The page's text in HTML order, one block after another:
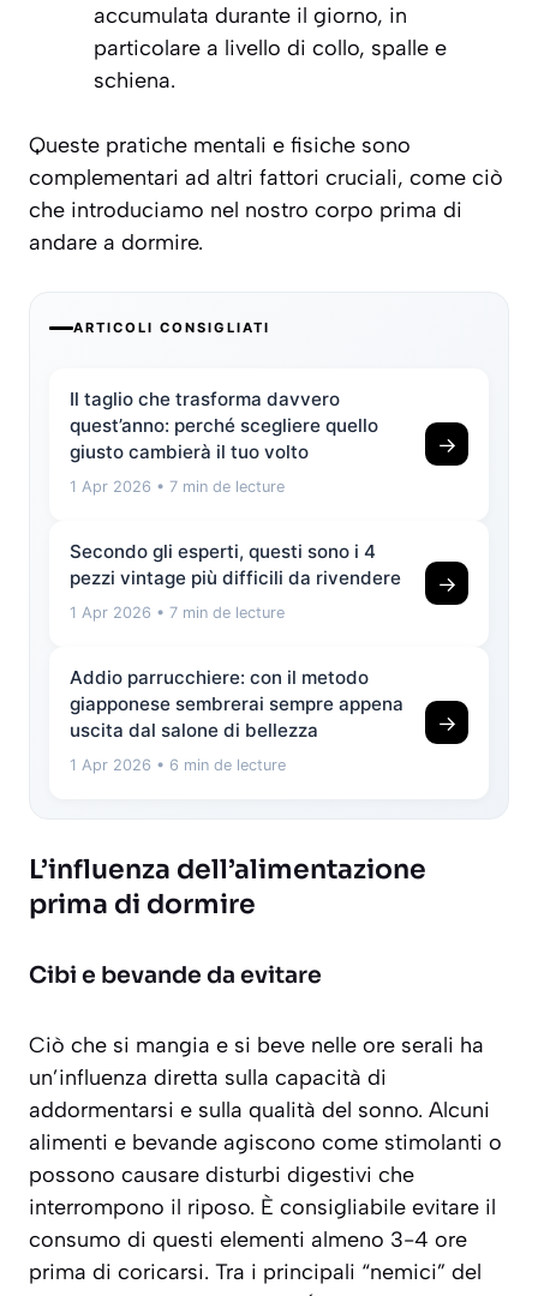
accumulata durante il giorno, in
particolare a livello di collo, spalle e
schiena.
Queste pratiche mentali e fisiche sono
complementari ad altri fattori cruciali, come ciò
che introduciamo nel nostro corpo prima di
andare a dormire.
ARTICOLI CONSIGLIATI
Il taglio che trasforma davvero
quest’anno: perché scegliere quello
giusto cambierà il tuo volto
1 Apr 2026 • 7 min de lecture
→
Secondo gli esperti, questi sono i 4
pezzi vintage più difficili da rivendere
1 Apr 2026 • 7 min de lecture
→
Addio parrucchiere: con il metodo
giapponese sembrerai sempre appena
uscita dal salone di bellezza
1 Apr 2026 • 6 min de lecture
→
L’influenza dell’alimentazione
prima di dormire
Cibi e bevande da evitare
Ciò che si mangia e si beve nelle ore serali ha
un’influenza diretta sulla capacità di
addormentarsi e sulla qualità del sonno. Alcuni
alimenti e bevande agiscono come stimolanti o
possono causare disturbi digestivi che
interrompono il riposo. È consigliabile evitare il
consumo di questi elementi almeno 3-4 ore
prima di coricarsi. Tra i principali “nemici” del